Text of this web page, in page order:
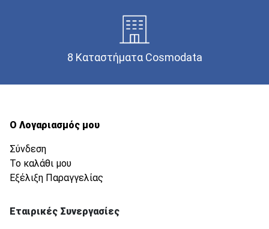
8 Καταστήματα Cosmodata
Ο Λογαριασμός μου
Σύνδεση
Το καλάθι μου
Εξέλιξη Παραγγελίας
Εταιρικές Συνεργασίες